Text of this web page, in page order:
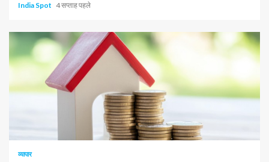
India Spot 4 सप्ताह पहले
व्यापार